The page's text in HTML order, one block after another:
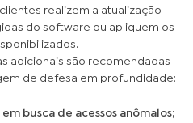
realizem a atualização
do software ou apliquem os
adicionais são recomendadas
de defesa em profundidade:
busca de acessos anômalos;